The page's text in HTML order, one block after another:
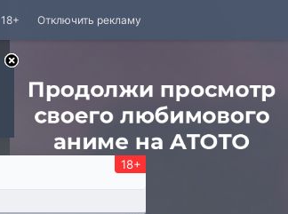
Отключить рекламу
18+
18+